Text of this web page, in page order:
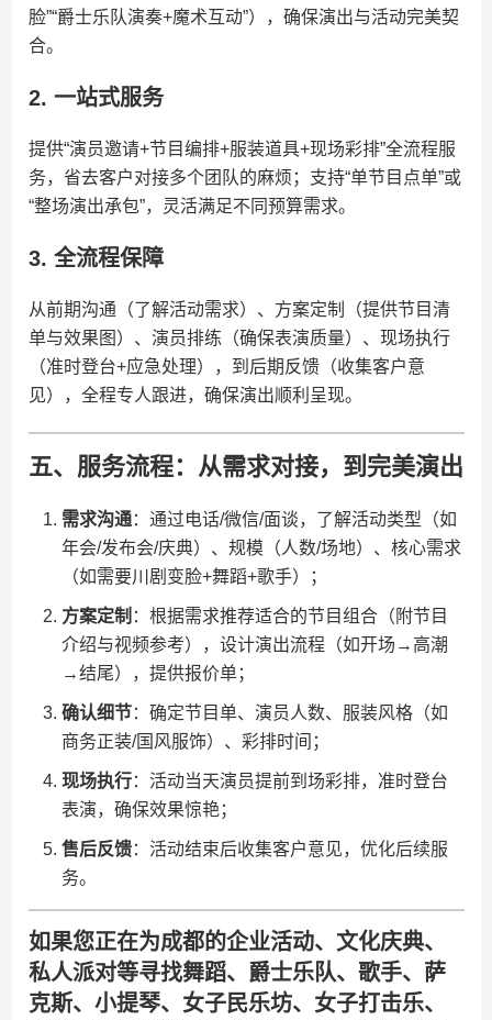
脸”“爵士乐队演奏+魔术互动”），确保演出与活动完美契
合。
2. 一站式服务
提供“演员邀请+节目编排+服装道具+现场彩排”全流程服
务，省去客户对接多个团队的麻烦；支持“单节目点单”或
“整场演出承包”，灵活满足不同预算需求。
3. 全流程保障
从前期沟通（了解活动需求）、方案定制（提供节目清
单与效果图）、演员排练（确保表演质量）、现场执行
（准时登台+应急处理），到后期反馈（收集客户意
见），全程专人跟进，确保演出顺利呈现。
五、服务流程：从需求对接，到完美演出
​需求沟通​​：通过电话/微信/面谈，了解活动类型（如
年会/发布会/庆典）、规模（人数/场地）、核心需求
（如需要川剧变脸+舞蹈+歌手）；
​方案定制​ ​：根据需求推荐适合的节目组合（附节目
介绍与视频参考），设计演出流程（如开场→高潮
→结尾），提供报价单；
​确认细节​​：确定节目单、演员人数、服装风格（如
商务正装/国风服饰）、彩排时间；
​现场执行​​：活动当天演员提前到场彩排，准时登台
表演，确保效果惊艳；
​售后反馈​​：活动结束后收集客户意见，优化后续服
务。
如果您正在为成都的​​企业活动、文化庆典、
私人派对​​等寻找舞蹈、爵士乐队、歌手、萨
克斯、小提琴、女子民乐坊、女子打击乐、